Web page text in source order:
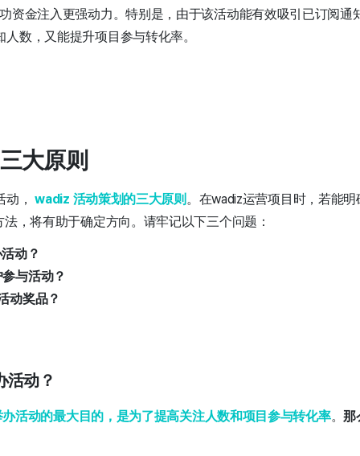
资金注入更强动力。特别是，由于该活动能有效吸引已订阅通
数，又能提升项目参与转化率。
大原则
动，wadiz 活动策划的三大原则 。在wadiz运营项目时，若能
，将有助于确定方向。请牢记以下三个问题：
动？
与活动？
动奖品？
活动？
办活动的最大目的，是为了提高关注人数和项目参与转化率。那